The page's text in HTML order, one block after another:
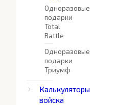
Одноразовые
подарки
Total
Battle
Одноразовые
подарки
Триумф
Калькуляторы
войска